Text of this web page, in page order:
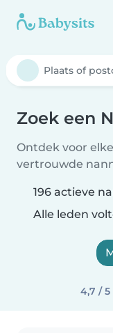
Zoek een
Ontdek voor
vertrouwde
196 actieve
Alle leden
4,7 / 5